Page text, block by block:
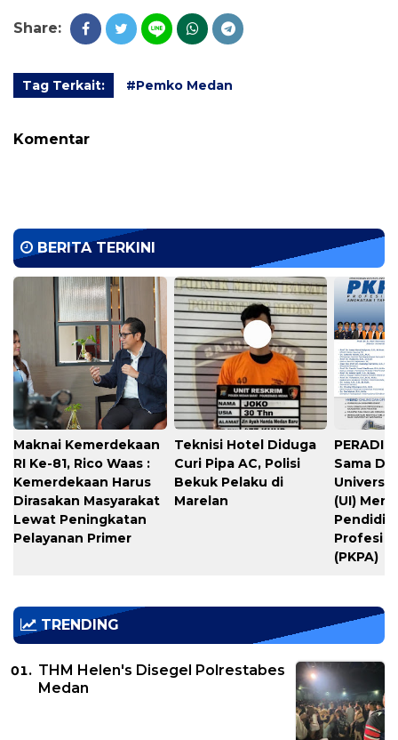
Share:
Tag Terkait: #Pemko Medan
Komentar
BERITA TERKINI
Maknai Kemerdekaan
RI Ke-81, Rico Waas :
Kemerdekaan Harus
Dirasakan Masyarakat
Lewat Peningkatan
Pelayanan Primer
Teknisi Hotel Diduga
Curi Pipa AC, Polisi
Bekuk Pelaku di
Marelan
Sama
(UI)
Profesi
(PKPA)
TRENDING
THM Helen's Disegel Polrestabes
Medan